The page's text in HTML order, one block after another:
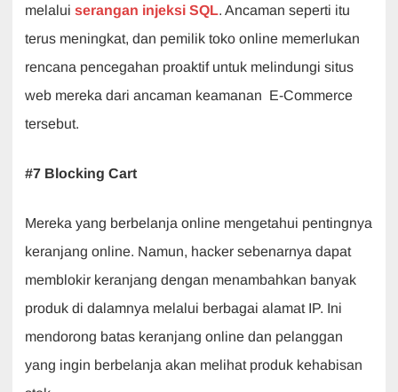
melalui serangan injeksi SQL. Ancaman seperti itu
terus meningkat, dan pemilik toko online memerlukan
rencana pencegahan proaktif untuk melindungi situs
web mereka dari ancaman keamanan E-Commerce
tersebut.
#7 Blocking Cart
Mereka yang berbelanja online mengetahui pentingnya
keranjang online. Namun, hacker sebenarnya dapat
memblokir keranjang dengan menambahkan banyak
produk di dalamnya melalui berbagai alamat IP. Ini
mendorong batas keranjang online dan pelanggan
yang ingin berbelanja akan melihat produk kehabisan